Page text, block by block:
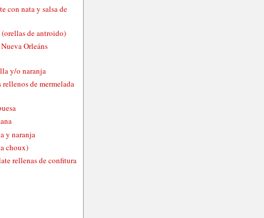
con nata y salsa de
de antroido)
Orleáns
y/o naranja
de mermelada
y naranja
choux)
rellenas de confitura